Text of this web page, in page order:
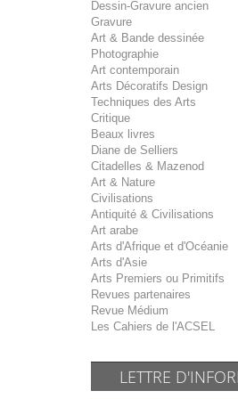
Dessin-Gravure ancien
Gravure
Art & Bande dessinée
Photographie
Art contemporain
Arts Décoratifs Design
Techniques des Arts
Critique
Beaux livres
Diane de Selliers
Citadelles & Mazenod
Art & Nature
Civilisations
Antiquité & Civilisations
Art arabe
Arts d'Afrique et d'Océanie
Arts d'Asie
Arts Premiers ou Primitifs
Revues partenaires
Revue Médium
Les Cahiers de l'ACSEL
LETTRE